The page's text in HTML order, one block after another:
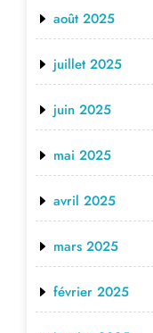
août 2025
juillet 2025
juin 2025
mai 2025
avril 2025
mars 2025
février 2025